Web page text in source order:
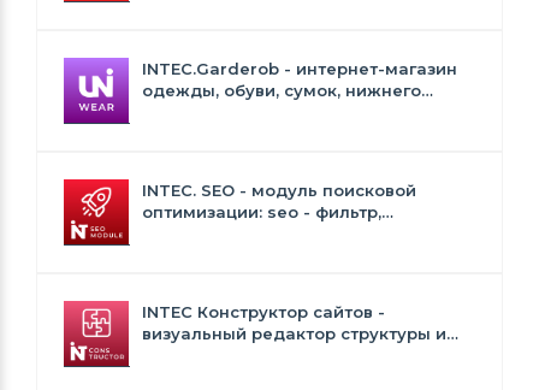
INTEC.Garderob - интернет-магазин
одежды, обуви, сумок, нижнего
INTEC. SEO - модуль поисковой
оптимизации: seo - фильтр,
INTEC Конструктор сайтов -
визуальный редактор структуры и